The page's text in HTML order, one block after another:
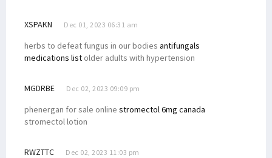
XSPAKN Dec 01, 2023 06:31 am
herbs to defeat fungus in our bodies antifungals
medications list older adults with hypertension
MGDRBE Dec 02, 2023 09:09 pm
phenergan for sale online stromectol 6mg canada
stromectol lotion
RWZTTC Dec 02, 2023 11:03 pm